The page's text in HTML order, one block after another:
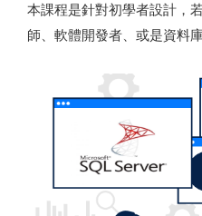
本課程是針對初學者設計，
師、軟體開發者、或是資料